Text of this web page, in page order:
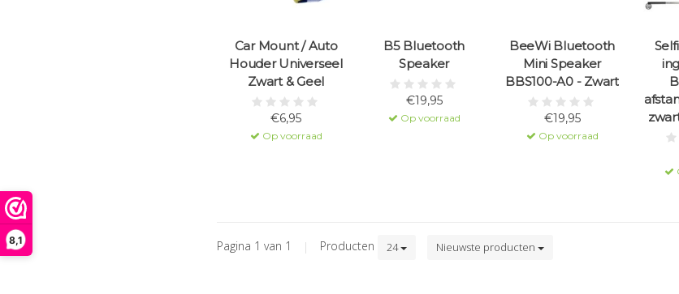
8,1
Car Mount / Auto
Houder Universeel
Zwart & Geel
€6,95
Op voorraad
B5 Bluetooth
Speaker
€19,95
Op voorraad
BeeWi Bluetooth
Mini Speaker
BBS100-A0 - Zwart
€19,95
Op voorraad
Pagina 1 van 1 | Producten 24 Nieuwste producten